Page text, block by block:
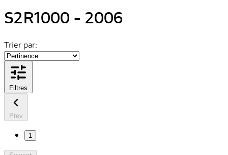
S2R1000 - 2006
Trier par:
Filtres
Prev
1